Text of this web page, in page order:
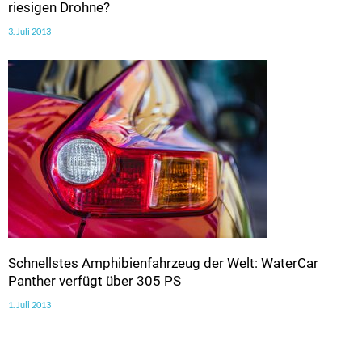
riesigen Drohne?
3. Juli 2013
Schnellstes Amphibienfahrzeug der Welt: WaterCar
Panther verfügt über 305 PS
1. Juli 2013